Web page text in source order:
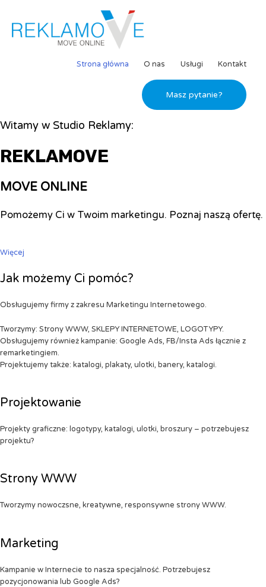
Strona główna O nas Usługi Kontakt
Masz pytanie?
Witamy w Studio Reklamy:
REKLAMOVE
MOVE ONLINE
Pomożemy Ci w Twoim marketingu. Poznaj naszą ofertę.
Więcej
Jak możemy Ci pomóc?
Obsługujemy firmy z zakresu Marketingu Internetowego.
Tworzymy: Strony WWW, SKLEPY INTERNETOWE, LOGOTYPY.
Obsługujemy również kampanie: Google Ads, FB/Insta Ads łącznie z
remarketingiem.
Projektujemy także: katalogi, plakaty, ulotki, banery, katalogi.
Projektowanie
Projekty graficzne: logotypy, katalogi, ulotki, broszury – potrzebujesz
projektu?
Strony WWW
Tworzymy nowoczsne, kreatywne, responsywne strony WWW.
Marketing
Kampanie w Internecie to nasza specjalność. Potrzebujesz
pozycjonowania lub Google Ads?